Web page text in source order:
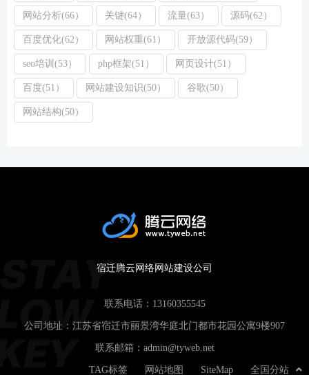
网站分析(66） 关键(64） 流量(63） 源码(62）
百度优化(62） 网站权重(61） 开放源代码(59）
seo培训(53） php框架(51） 网页设计(51）
百度(51） 网站建设知识(50） 谷歌(50）
网站结构(50）
宿迁腾云网络网站建设公司
联系电话： 13160355545
公司地址：江苏省宿迁市丽景湾华庭北门都市花园公寓9楼907
联系邮箱： admin@tyweb.net
全国分站
SiteMap
网站地图
TAG标签